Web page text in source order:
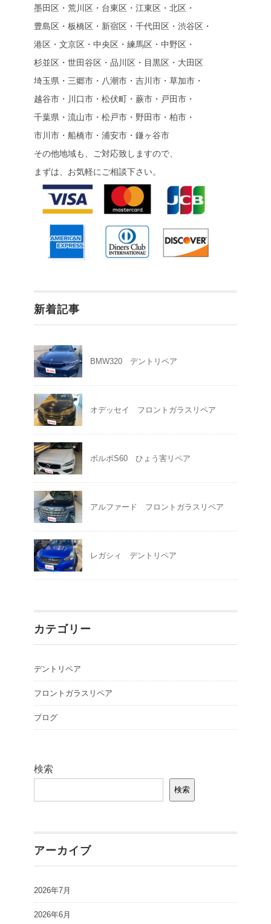
墨田区・荒川区・台東区・江東区・北区・
豊島区・板橋区・新宿区・千代田区・渋谷区・
港区・文京区・中央区・練馬区・中野区・
杉並区・世田谷区・品川区・目黒区・大田区
埼玉県・三郷市・八潮市・吉川市・草加市・
越谷市・川口市・松伏町・蕨市・戸田市・
千葉県・流山市・松戸市・野田市・柏市・
市川市・船橋市・浦安市・鎌ヶ谷市
その他地域も、ご対応致しますので、
まずは、お気軽にご相談下さい。
新着記事
BMW320 デントリペア
オデッセイ フロントガラスリペア
ボルボS60 ひょう害リペア
アルファード フロントガラスリペア
レガシィ デントリペア
カテゴリー
デントリペア
フロントガラスリペア
ブログ
検索
検索
アーカイブ
2026年7月
2026年6月